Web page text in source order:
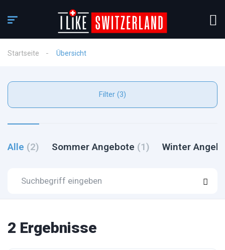
Startseite Übersicht
Filter (3)
Alle (2) Sommer Angebote (1) Winter
2 Ergebnisse